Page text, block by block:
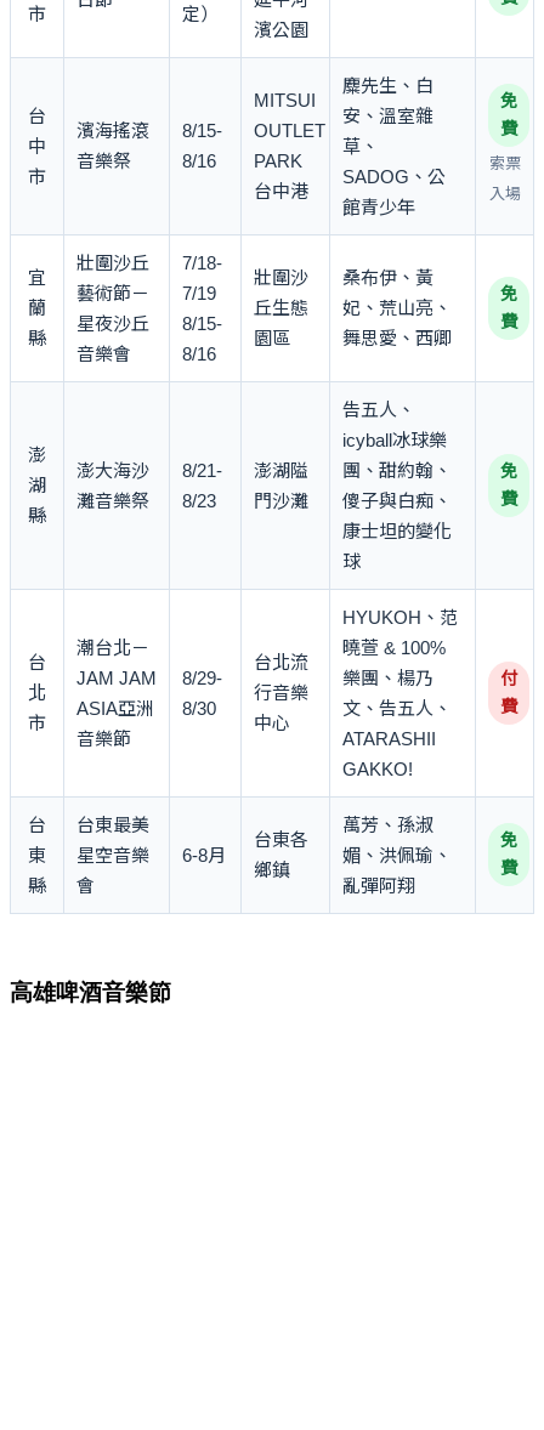
市
定）
濱公園
台
中
市
濱海搖滾
音樂祭
8/15-
8/16
MITSUI
OUTLET
PARK
台中港
麋先生、白
安、溫室雜
草、
SADOG、公
館青少年
免
費
索票
入場
宜
蘭
縣
壯圍沙丘
藝術節－
星夜沙丘
音樂會
7/18-
7/19
8/15-
8/16
壯圍沙
丘生態
園區
桑布伊、黃
妃、荒山亮、
舞思愛、西卿
免
費
澎
湖
縣
澎大海沙
灘音樂祭
8/21-
8/23
澎湖隘
門沙灘
告五人、
icyball冰球樂
團、甜約翰、
傻子與白痴、
康士坦的變化
球
免
費
台
北
市
潮台北－
JAM JAM
ASIA亞洲
音樂節
8/29-
8/30
台北流
行音樂
中心
HYUKOH、范
曉萱 & 100%
樂團、楊乃
文、告五人、
ATARASHII
GAKKO!
付
費
台
東
縣
台東最美
星空音樂
會
6-8月
台東各
鄉鎮
萬芳、孫淑
媚、洪佩瑜、
亂彈阿翔
免
費
高雄啤酒音樂節